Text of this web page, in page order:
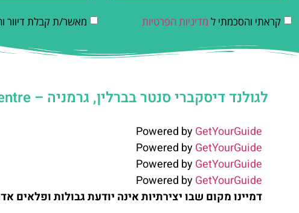
קראתי והסכמתי ל מדיניות הפרטיות מאשר/ת קבלת דיוור
לגולנד דיסקברי סנטר בברלין, גרמניה – LEGOLAND Discovery Centre
Powered byGetYourGuide
Powered byGetYourGuide
Powered byGetYourGuide
Powered byGetYourGuide
דמיינו מקום שבו יצירתיות אינה יודעת גבולות ופלאים